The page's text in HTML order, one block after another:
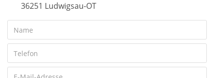
36251 Ludwigsau-OT